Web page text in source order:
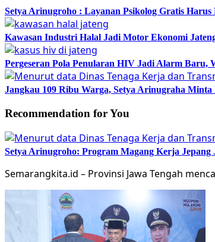
Setya Arinugroho : Layanan Psikolog Gratis
Kawasan Industri Halal Jadi Motor Ekonomi
Pergeseran Pola Penularan HIV Jadi Alarm Baru,
Jangkau 109 Ribu Warga, Setya Arinugraha
Recommendation for You
Setya Arinugroho: Program Magang Kerja Jepang
Semarangkita.id – Provinsi Jawa Tengah